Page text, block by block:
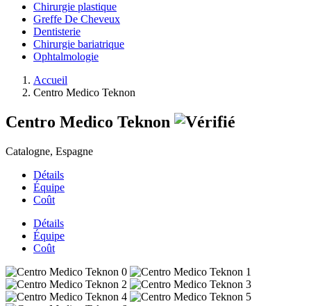
Chirurgie plastique
Greffe De Cheveux
Dentisterie
Chirurgie bariatrique
Ophtalmologie
Accueil
Centro Medico Teknon
Centro Medico Teknon
Catalogne, Espagne
Détails
Équipe
Coût
Détails
Équipe
Coût